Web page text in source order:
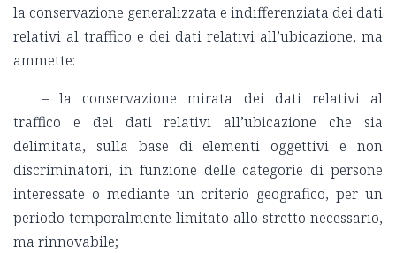
la conservazione generalizzata e indifferenziata dei dati
relativi al traffico e dei dati relativi all’ubicazione, ma
ammette:
– la conservazione mirata dei dati relativi al
traffico e dei dati relativi all’ubicazione che sia
delimitata, sulla base di elementi oggettivi e non
discriminatori, in funzione delle categorie di persone
interessate o mediante un criterio geografico, per un
periodo temporalmente limitato allo stretto necessario,
ma rinnovabile;